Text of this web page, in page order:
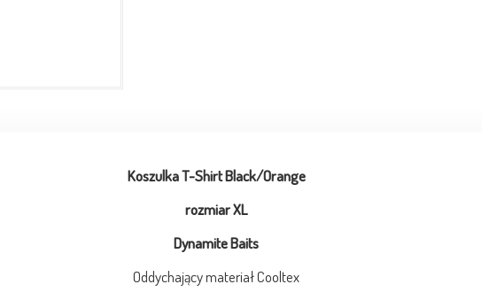
Koszulka T-Shirt Black/Orange
rozmiar XL
Dynamite Baits
Oddychający materiał Cooltex